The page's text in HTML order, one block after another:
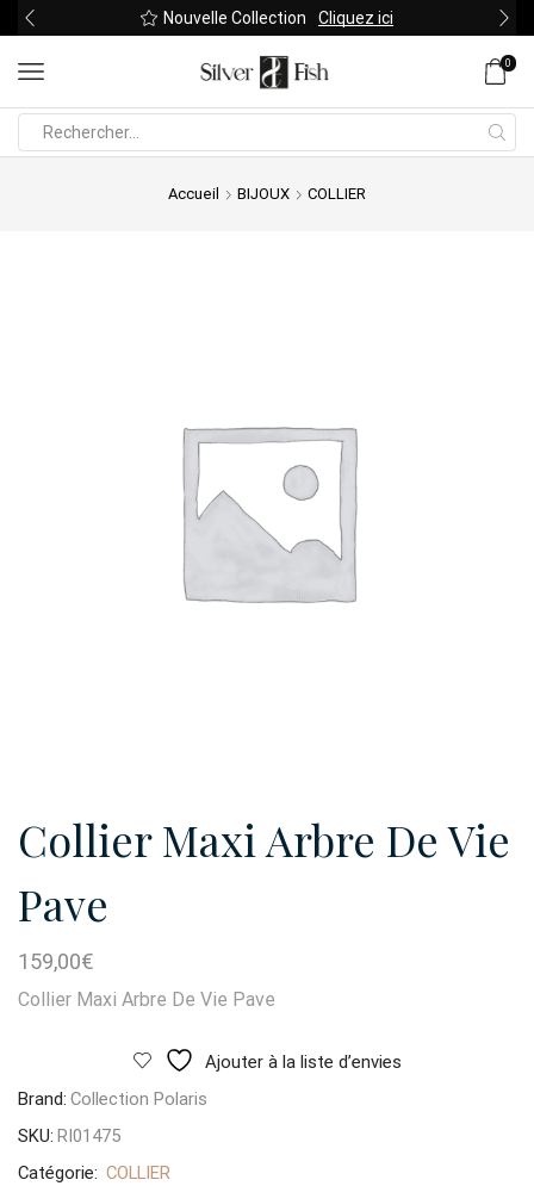
Nouvelle Collection Cliquez ici
0
Accueil BIJOUX COLLIER
Collier Maxi Arbre De Vie
Pave
159,00€
Collier Maxi Arbre De Vie Pave
Ajouter à la liste d’envies
Brand: Collection Polaris
SKU: RI01475
Catégorie: COLLIER